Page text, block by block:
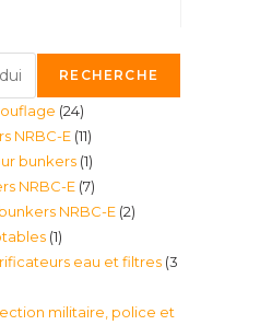
RECHERCHE
2424
produits
NRBC-E 1111
produits
bunkers 11
produit
NRBC-E 77
produits
NRBC-E 22
11
produit
eau et filtres 3
militaire, police et